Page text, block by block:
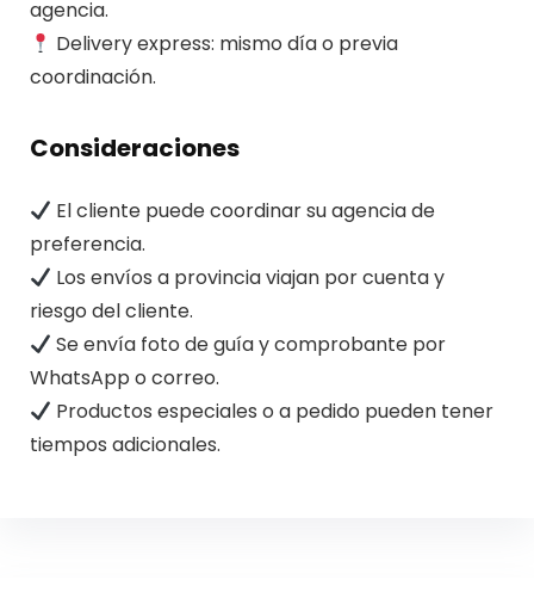
agencia.
Delivery express: mismo día o previa
coordinación.
Consideraciones
El cliente puede coordinar su agencia de
preferencia.
Los envíos a provincia viajan por cuenta y
riesgo del cliente.
Se envía foto de guía y comprobante por
WhatsApp o correo.
Productos especiales o a pedido pueden tener
tiempos adicionales.